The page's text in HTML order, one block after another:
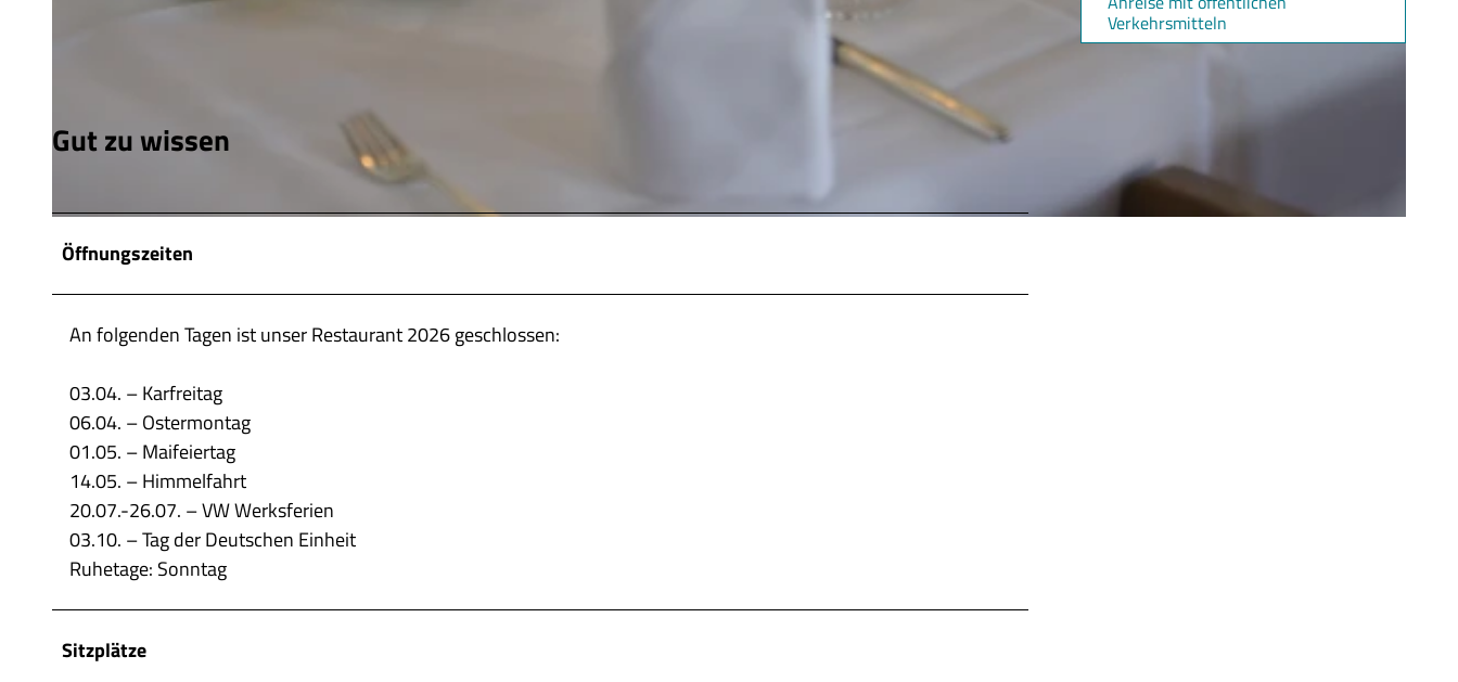
Gut zu wissen
Öffnungszeiten
An folgenden Tagen ist unser Restaurant 2026 geschlossen:
03.04. – Karfreitag
06.04. – Ostermontag
01.05. – Maifeiertag
14.05. – Himmelfahrt
20.07.-26.07. – VW Werksferien
03.10. – Tag der Deutschen Einheit
Ruhetage: Sonntag
Sitzplätze
Verkehrsmitteln